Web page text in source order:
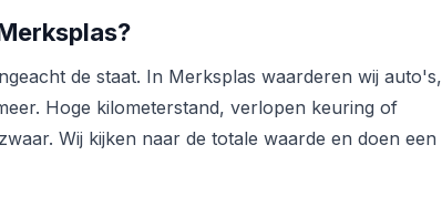
de staat. In Merksplas waarderen wij auto's,
Hoge kilometerstand, verlopen keuring of
Wij kijken naar de totale waarde en doen een